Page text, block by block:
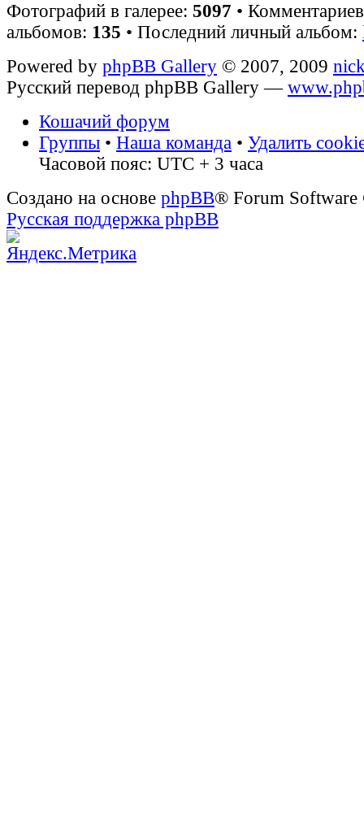
Фотографий в галерее: 5097 •
альбомов: 135 • Последний личный альбом:
Powered by phpBB Gallery © 2007, 2009
Русский перевод phpBB Gallery —
Кошачий форум
Группы • Наша команда • Удалить
Часовой пояс: UTC + 3 часа
Создано на основе phpBB® Forum
Русская поддержка phpBB